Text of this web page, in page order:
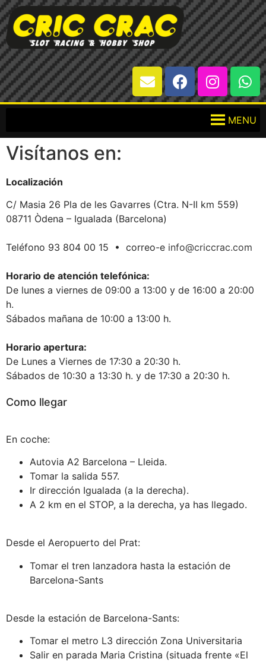
MENU
Visítanos en:
Localización
C/ Masia 26 Pla de les Gavarres (Ctra. N-II km 559)
08711 Òdena – Igualada (Barcelona)
Teléfono 93 804 00 15 • correo-e info@criccrac.com
Horario de atención telefónica:
De lunes a viernes de 09:00 a 13:00 y de 16:00 a 20:00
h.
Sábados mañana de 10:00 a 13:00 h.
Horario apertura:
De Lunes a Viernes de 17:30 a 20:30 h.
Sábados de 10:30 a 13:30 h. y de 17:30 a 20:30 h.
Como llegar
En coche:
Autovia A2 Barcelona – Lleida.
Tomar la salida 557.
Ir dirección Igualada (a la derecha).
A 2 km en el STOP, a la derecha, ya has llegado.
Desde el Aeropuerto del Prat:
Tomar el tren lanzadora hasta la estación de
Barcelona-Sants
Desde la estación de Barcelona-Sants:
Tomar el metro L3 dirección Zona Universitaria
Salir en parada Maria Cristina (situada frente «El